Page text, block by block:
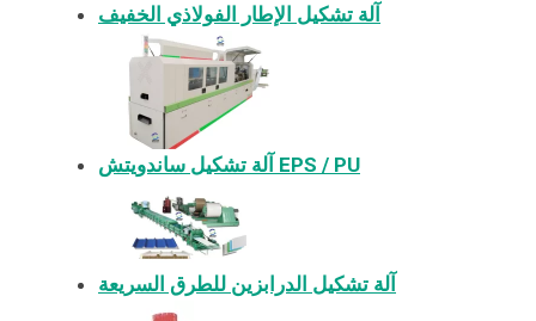
آلة تشكيل الإطار الفولاذي الخفيف
آلة تشكيل ساندويتش EPS / PU
آلة تشكيل الدرابزين للطرق السريعة